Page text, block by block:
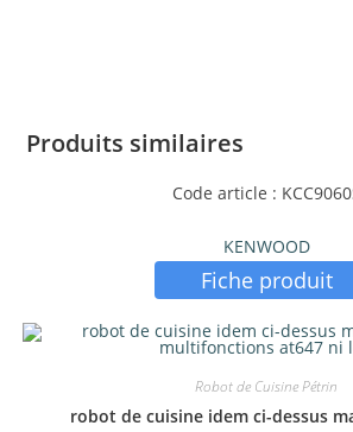
Produits similaires
Code article :
KENWOOD
Fiche produit
Robot de Cuisine Pétrin
robot de cuisine idem ci-dessus